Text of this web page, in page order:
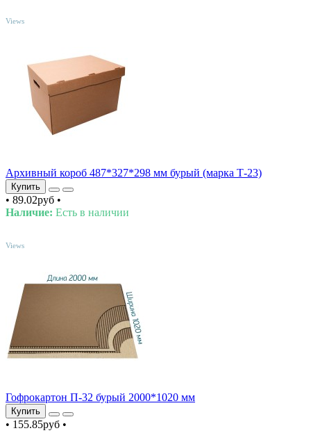
Views
Архивный короб 487*327*298 мм бурый (марка Т-23)
Купить
• 89.02руб •
Наличие: Есть в наличии
Views
Гофрокартон П-32 бурый 2000*1020 мм
Купить
• 155.85руб •